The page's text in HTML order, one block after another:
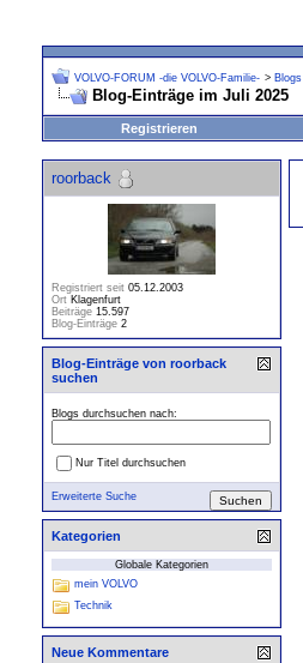
VOLVO-FORUM -die VOLVO-Familie- > Blogs
Blog-Einträge im Juli 2025
Registrieren
roorback
Registriert seit 05.12.2003
Ort Klagenfurt
Beiträge 15.597
Blog-Einträge 2
Blog-Einträge von roorback
suchen
Blogs durchsuchen nach:
Nur Titel durchsuchen
Erweiterte Suche
Kategorien
Globale Kategorien
mein VOLVO
Technik
Neue Kommentare